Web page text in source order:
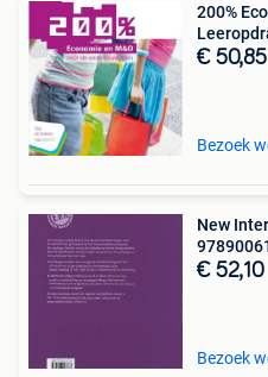
200%
€ 50,85
Bezoek
New
€ 52,10
Bezoek